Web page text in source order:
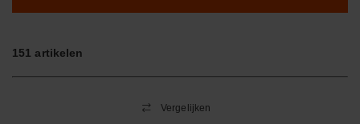
151 artikelen
Vergelijken